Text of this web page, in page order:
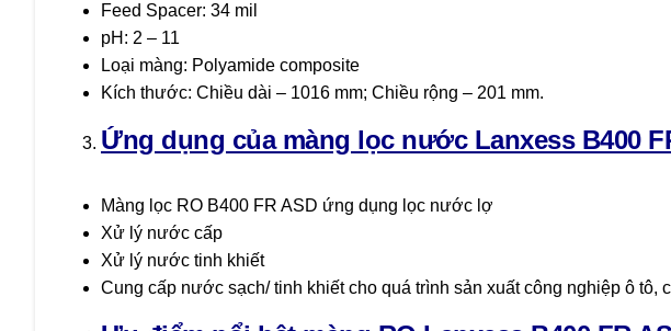
Feed Spacer: 34 mil
pH: 2 – 11
Loại màng: Polyamide composite
Kích thước: Chiều dài – 1016 mm; Chiều rộng – 201 mm.
Ứng dụng của màng lọc nước Lanxess B400
Màng lọc RO B400 FR ASD ứng dụng lọc nước lợ
Xử lý nước cấp
Xử lý nước tinh khiết
Cung cấp nước sạch/ tinh khiết cho quá trình sản xuất công nghiệp ô